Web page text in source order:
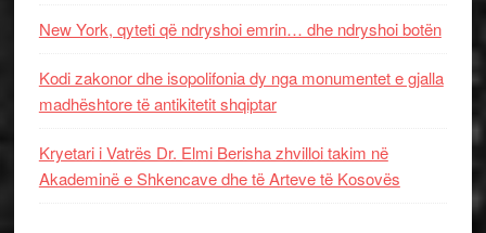
New York, qyteti që ndryshoi emrin… dhe ndryshoi botën
Kodi zakonor dhe isopolifonia dy nga monumentet e gjalla
madhështore të antikitetit shqiptar
Kryetari i Vatrës Dr. Elmi Berisha zhvilloi takim në
Akademinë e Shkencave dhe të Arteve të Kosovës